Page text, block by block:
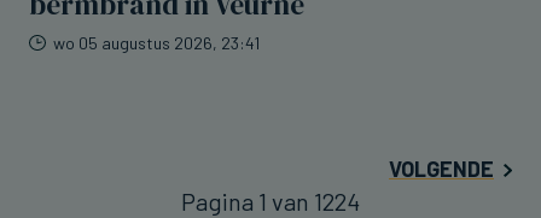
wo 05 augustus 2026, 23:41
VOLGENDE
Pagina 1 van 1224